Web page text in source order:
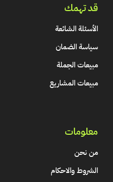
قد تهمك
الأسئلة الشائعة
سياسة الضمان
مبيعات الجملة
مبيعات المشاريع
معلومات
من نحن
الشروط والاحكام